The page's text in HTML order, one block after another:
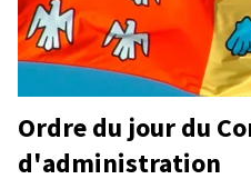
Ordre du jour du
d'administration